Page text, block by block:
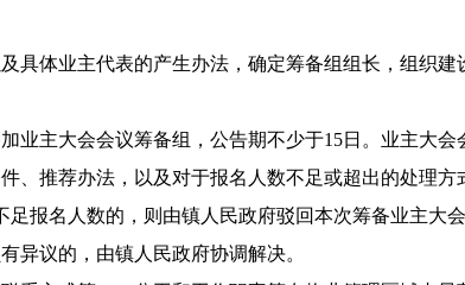
体业主代表的产生办法，确定筹备组组长，组织建
主大会会议筹备组，公告期不少于15日。业主大会
、推荐办法，以及对于报名人数不足或超出的处理方
名人数的，则由镇人民政府驳回本次筹备业主大会
议的，由镇人民政府协调解决。